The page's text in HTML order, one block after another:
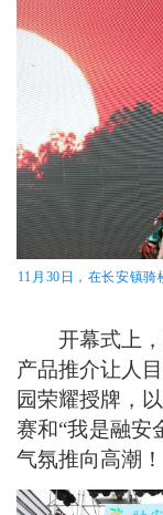
11月30日，在长安镇
开幕式上
产品推介让人
园荣耀授牌，
赛和“我是融安
气氛推向高潮！